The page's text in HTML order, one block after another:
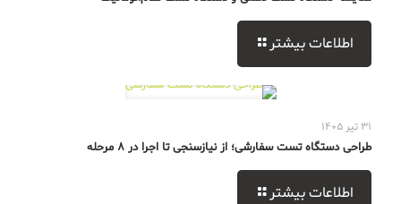
اطلاعات بیشتر
31 تیر 1405
طراحی دستگاه تست سفارشی؛ از نیازسنجی تا اجرا در 8 مرحله
اطلاعات بیشتر